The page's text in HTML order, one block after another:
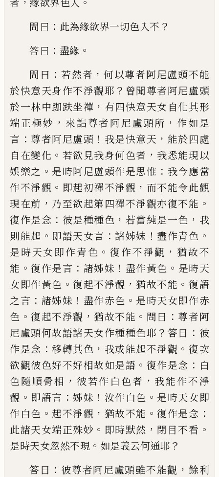
者 緣欲界色入
問曰 ： 此為緣欲界一切色入不 ？
答曰 ： 盡緣 。
問曰 ：若然者 ，何以尊者阿尼盧頭不能
於快意天身作不淨觀耶 ？ 曾聞尊者阿尼盧頭
於一林中跏趺坐禪 ， 有四快意天女自化其形
端正極妙 ， 來詣尊者阿尼盧頭所 ， 作如是
言 ： 尊者阿尼盧頭 ！ 我是快意天 ， 能於四處
自在變化 。 若欲見我身何色者 ， 我悉能現以
娛樂之 。 是時阿尼盧頭作是思惟 ： 我今應當
作不淨觀 。 即起初禪不淨觀 ， 而不能令此觀
現在前 ， 乃至欲起第四禪不淨觀亦復不能 。
復作是念 ： 彼是種種色 ， 若當純是一色 ， 我
則能起 。 即語天女言 ：諸姊妹 ！ 盡作青色 。
是時天女即作青色 。復作不淨觀 ， 猶故不
能 。復作是言 ： 諸姊妹 ！ 盡作黃色 。 是時天
女即作黃色 。復起不淨觀 ，猶故不能 。 復語
之言 ： 諸姊妹 ！ 盡作赤色 。 是時天女即作赤
色 。復起不淨觀 ，猶故不能 。 問曰 ： 尊者阿
尼盧頭何故語諸天女作種種色耶 ？ 答曰 ： 彼
作是念 ：移轉其色 ， 我或能起不淨觀 。復次
欲觀彼色好不好相故如是語 。 復作是念 ： 白
色隨順骨相 ， 彼若作白色者 ， 我能作不淨
觀 。 即語言 ：姊妹 ！ 汝作白色 。 是時天女即
作白色 。 起不淨觀 ， 猶故不能 。復作是念 ：
此諸天女端正殊妙 。 即時默然 ， 閉 目不看 。
是時天女忽然不現 。 如是義云何通耶 ？
答曰 ： 彼尊者阿尼盧頭雖不能觀 ， 餘利